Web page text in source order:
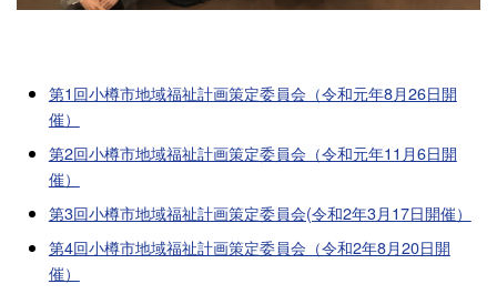
第1回小樽市地域福祉計画策定委員会（令和元年8月26日開
催）
第2回小樽市地域福祉計画策定委員会（令和元年11月6日開
催）
第3回小樽市地域福祉計画策定委員会(令和2年3月17日開催）
第4回小樽市地域福祉計画策定委員会（令和2年8月20日開
催）